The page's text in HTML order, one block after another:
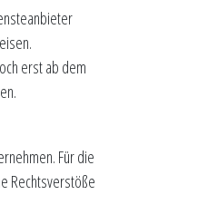
erst ab dem
Für die
Rechtsverstöße